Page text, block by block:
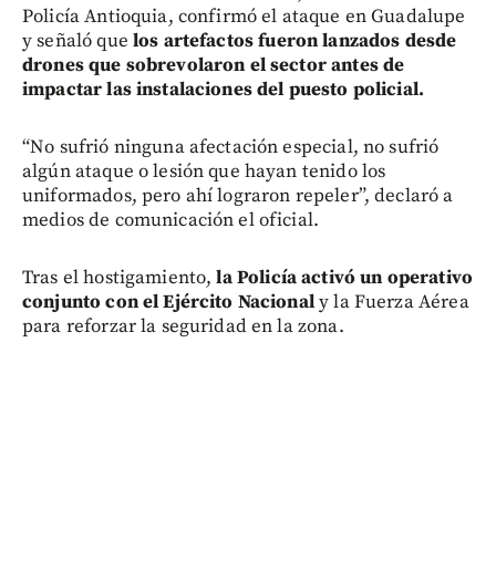
Policía Antioquia, confirmó el ataque en Guadalupe
y señaló que los artefactos fueron lanzados desde
drones que sobrevolaron el sector antes de
impactar las instalaciones del puesto policial.
“No sufrió ninguna afectación especial, no sufrió
algún ataque o lesión que hayan tenido los
uniformados, pero ahí lograron repeler”, declaró a
medios de comunicación el oficial.
Tras el hostigamiento,la Policía activó un operativo
conjunto con el Ejército Nacionaly la Fuerza Aérea
para reforzar la seguridad en la zona.